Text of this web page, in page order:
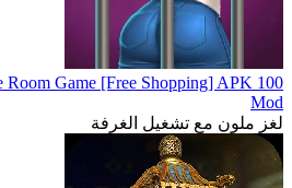
Room Game [Free Shopping] APK
Mod
لغز ملون مع تشغيل الغرفة